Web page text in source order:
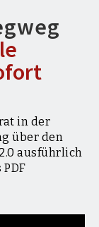
in der
über den
ausführlich